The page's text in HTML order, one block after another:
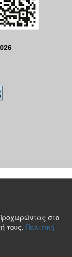
στο
τους. Πολιτική